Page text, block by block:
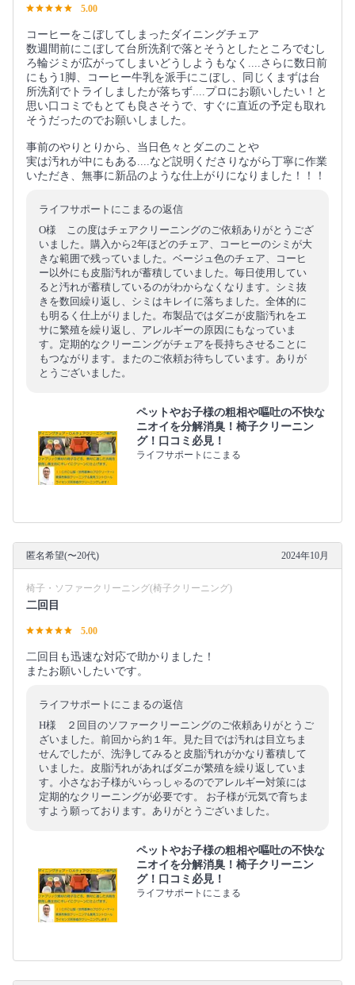
5.00
コーヒーをこぼしてしまったダイニングチェア
数週間前にこぼして台所洗剤で落とそうとしたところでむし
ろ輪ジミが広がってしまいどうしようもなく....さらに数日前
にもう1脚、コーヒー牛乳を派手にこぼし、同じくまずは台
所洗剤でトライしましたが落ちず....プロにお願いしたい！と
思い口コミでもとても良さそうで、すぐに直近の予定も取れ
そうだったのでお願いしました。
事前のやりとりから、当日色々とダニのことや
実は汚れが中にもある....など説明くださりながら丁寧に作業
いただき、無事に新品のような仕上がりになりました！！！
ライフサポートにこまるの返信
O様 この度はチェアクリーニングのご依頼ありがとうござ
いました。購入から2年ほどのチェア、コーヒーのシミが大
きな範囲で残っていました。ベージュ色のチェア、コーヒ
ー以外にも皮脂汚れが蓄積していました。毎日使用してい
ると汚れが蓄積しているのがわからなくなります。シミ抜
きを数回繰り返し、シミはキレイに落ちました。全体的に
も明るく仕上がりました。布製品ではダニが皮脂汚れをエ
サに繁殖を繰り返し、アレルギーの原因にもなっていま
す。定期的なクリーニングがチェアを長持ちさせることに
もつながります。またのご依頼お待ちしています。ありが
とうございました。
ペットやお子様の粗相や嘔吐の不快な
ニオイを分解消臭！椅子クリーニン
グ！口コミ必見！
ライフサポートにこまる
匿名希望(〜20代) 2024年10月
椅子・ソファークリーニング(椅子クリーニング)
二回目
5.00
二回目も迅速な対応で助かりました！
またお願いしたいです。
ライフサポートにこまるの返信
H様 ２回目のソファークリーニングのご依頼ありがとうご
ざいました。前回から約１年。見た目では汚れは目立ちま
せんでしたが、洗浄してみると皮脂汚れがかなり蓄積して
いました。皮脂汚れがあればダニが繁殖を繰り返していま
す。小さなお子様がいらっしゃるのでアレルギー対策には
定期的なクリーニングが必要です。 お子様が元気で育ちま
すよう願っております。ありがとうございました。
ペットやお子様の粗相や嘔吐の不快な
ニオイを分解消臭！椅子クリーニン
グ！口コミ必見！
ライフサポートにこまる